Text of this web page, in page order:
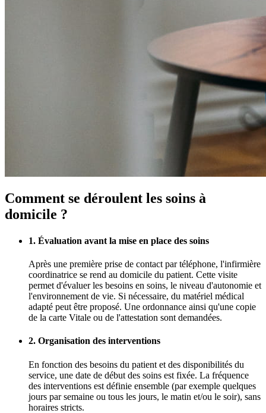
Comment se déroulent les soins à
domicile ?
1. Évaluation avant la mise en place des soins
Après une première prise de contact par téléphone, l'infirmière
coordinatrice se rend au domicile du patient. Cette visite
permet d'évaluer les besoins en soins, le niveau d'autonomie et
l'environnement de vie. Si nécessaire, du matériel médical
adapté peut être proposé. Une ordonnance ainsi qu'une copie
de la carte Vitale ou de l'attestation sont demandées.
2. Organisation des interventions
En fonction des besoins du patient et des disponibilités du
service, une date de début des soins est fixée. La fréquence
des interventions est définie ensemble (par exemple quelques
jours par semaine ou tous les jours, le matin et/ou le soir), sans
horaires stricts.